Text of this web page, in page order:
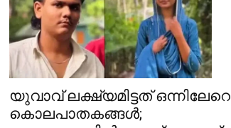
യുവാവ് ലക്ഷ്യമിട്ടത് ഒന്നിലേറെ
കൊലപാതകങ്ങള്‍;